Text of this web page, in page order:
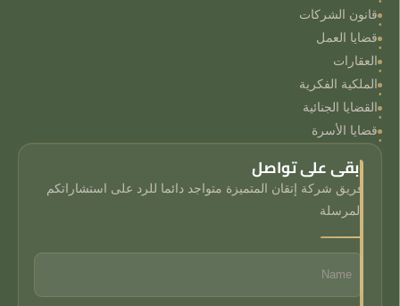
قانون الشركات
قضايا العمل
العقارات
الملكية الفكرية
القضايا الجنائية
قضايا الأسرة
ابقى على تواصل
فريق شركة إتقان المتميزة متواجد دائما للرد على استشاراتكم
المرسلة